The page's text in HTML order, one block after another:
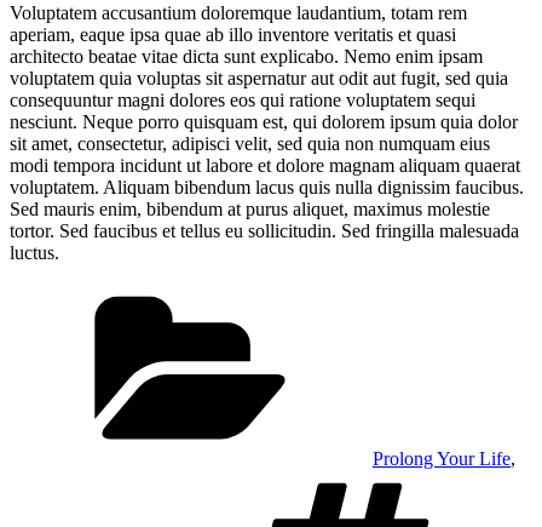
Voluptatem accusantium doloremque laudantium, totam rem
aperiam, eaque ipsa quae ab illo inventore veritatis et quasi
architecto beatae vitae dicta sunt explicabo. Nemo enim ipsam
voluptatem quia voluptas sit aspernatur aut odit aut fugit, sed quia
consequuntur magni dolores eos qui ratione voluptatem sequi
nesciunt. Neque porro quisquam est, qui dolorem ipsum quia dolor
sit amet, consectetur, adipisci velit, sed quia non numquam eius
modi tempora incidunt ut labore et dolore magnam aliquam quaerat
voluptatem. Aliquam bibendum lacus quis nulla dignissim faucibus.
Sed mauris enim, bibendum at purus aliquet, maximus molestie
tortor. Sed faucibus et tellus eu sollicitudin. Sed fringilla malesuada
luctus.
Prolong Your Life,